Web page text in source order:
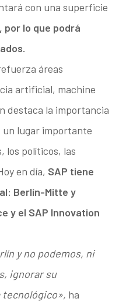
con una superficie
por lo que podrá
áreas
artificial, machine
destaca la importancia
un lugar importante
los políticos, las
en día, SAP tiene
Berlín-Mitte y
y el SAP Innovation
y no podemos, ni
ignorar su
ha